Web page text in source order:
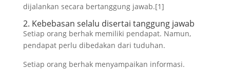
dijalankan secara bertanggung jawab.[1]
2. Kebebasan selalu disertai tanggung jawab
Setiap orang berhak memiliki pendapat. Namun,
pendapat perlu dibedakan dari tuduhan.
Setiap orang berhak menyampaikan informasi.